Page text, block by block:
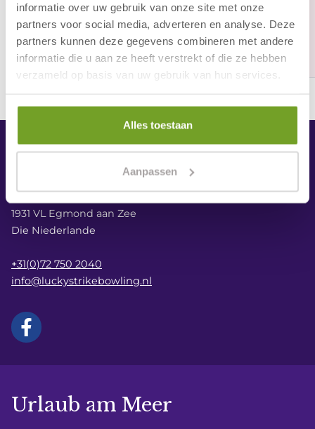
informatie over uw gebruik van onze site met onze
partners voor social media, adverteren en analyse. Deze
partners kunnen deze gegevens combineren met andere
informatie die u aan ze heeft verstrekt of die ze hebben
verzameld op basis van uw gebruik van hun services.
Alles toestaan
Aanpassen
Kein Teil dieser Website darf ohne vorherige
schriftliche Genehmigung von Lucky Strike Bowling
reproduziert oder genutzt werden.
Lucky Strike Bowling
1931 VL Egmond aan Zee
Die Niederlande
+31(0)72 750 2040
info@luckystrikebowling.nl
Urlaub am Meer